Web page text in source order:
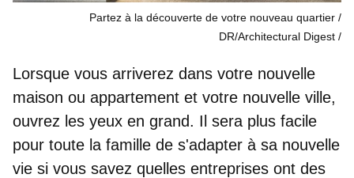
Partez à la découverte de votre nouveau quartier /
DR/Architectural Digest
Lorsque vous arriverez dans votre nouvelle
maison ou appartement et votre nouvelle ville,
ouvrez les yeux en grand. Il sera plus facile
pour toute la famille de s'adapter à sa nouvelle
vie si vous savez quelles entreprises ont des